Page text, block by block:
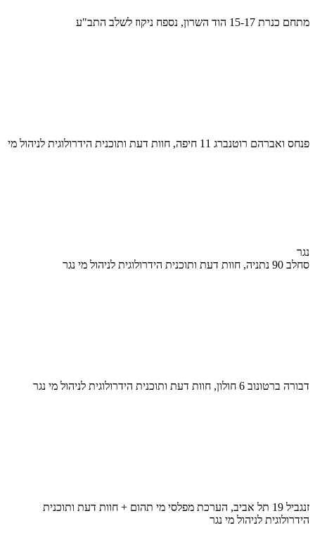
מתחם כנרת 15-17 הוד השרון, נספח ניקוז לשלב התב"ע
פנחס ואברהם רוטנברג 11 חיפה, חוות דעת ותוכנית הידרולוגית לניהול מי
נגר
סחלב 90 נתניה, חוות דעת ותוכנית הידרולוגית לניהול מי נגר
דבורה ברטונוב 6 חולון, חוות דעת ותוכנית הידרולוגית לניהול מי נגר
זנגביל 19 תל אביב, הערכת מפלסי מי תהום + חוות דעת ותוכנית
הידרולוגית לניהול מי נגר